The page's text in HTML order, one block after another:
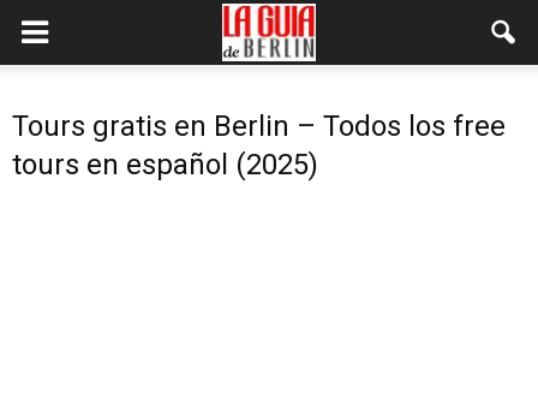
Tours gratis en Berlin – Todos los free
tours en español (2025)